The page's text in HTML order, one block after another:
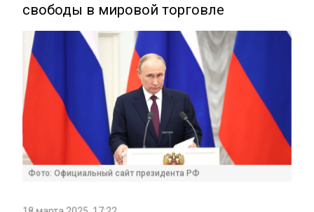
свободы в мировой торговле
Фото: Официальный сайт президента РФ